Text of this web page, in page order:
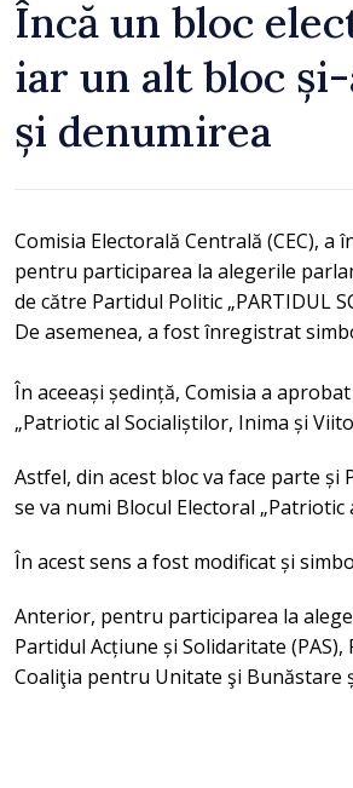
Încă un bloc
iar un alt bloc
și denumirea
Comisia Electorală Centrală (CEC),
pentru participarea la alegerile
de către Partidul Politic „PARTIDUL
De asemenea, a fost înregistrat
În aceeași ședință, Comisia a
„Patriotic al Socialiștilor, Inima și
Astfel, din acest bloc va face parte
se va numi Blocul Electoral
În acest sens a fost modificat și
Anterior, pentru participarea la
Partidul Acțiune și Solidaritate
Coaliţia pentru Unitate şi Bunăstare